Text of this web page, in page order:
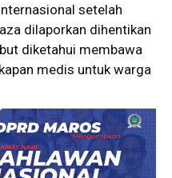
setelah
dilaporkan dihentikan
diketahui membawa
medis untuk warga